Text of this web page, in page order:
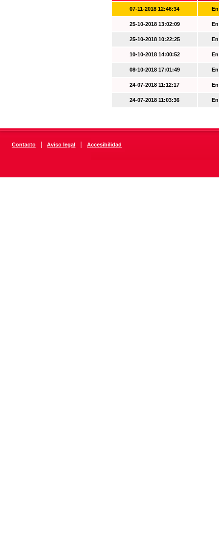
07-11-2018 12:46:34
25-10-2018 13:02:09
25-10-2018 10:22:25
10-10-2018 14:00:52
08-10-2018 17:01:49
24-07-2018 11:12:17
24-07-2018 11:03:36
Contacto | Aviso legal | Accesibilidad